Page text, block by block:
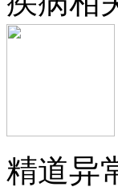
精道异